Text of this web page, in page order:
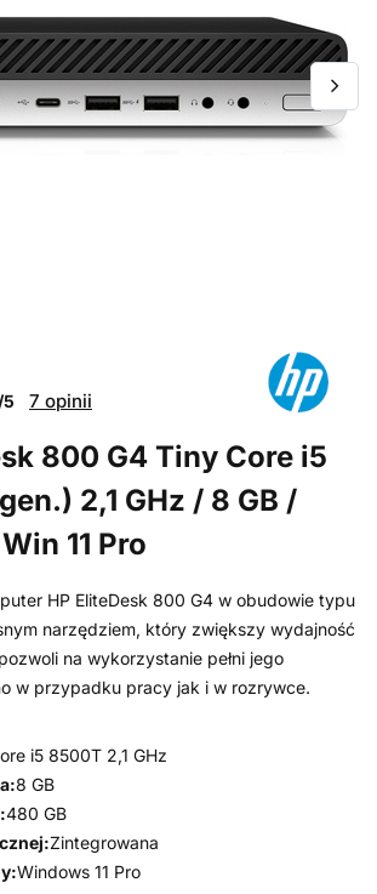
5 7 opinii
800 G4 Tiny Core i5
2,1 GHz / 8 GB /
11 Pro
HP EliteDesk 800 G4 w obudowie typu
narzędziem, który zwiększy wydajność
na wykorzystanie pełni jego
w przypadku pracy jak i w rozrywce.
i5 8500T 2,1 GHz
8 GB
480 GB
Zintegrowana
Windows 11 Pro